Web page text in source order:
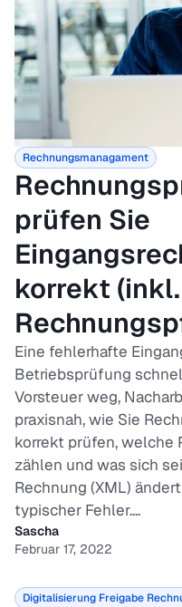
Rechnungsmanagament
prüfen Sie
korrekt
Eine fehlerhafte
Betriebsprüfung
Vorsteuer weg,
praxisnah, wie Sie
korrekt prüfen, welche
zählen und was sich
Rechnung (XML)
typischer Fehler....
Sascha
Februar 17, 2022
Digitalisierung Freigabe